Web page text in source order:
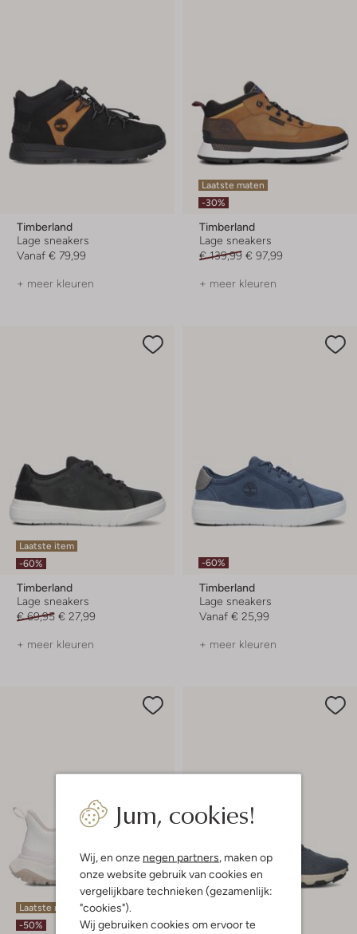
Jum, cookies!
Wij, en onze negen partners , maken op
onze website gebruik van cookies en
vergelijkbare technieken (gezamenlijk:
"cookies").
Wij gebruiken cookies om ervoor te
Timberland
Lage sneakers
Vanaf € 79,99
+ meer kleuren
Laatste maten
-30%
Timberland
Lage sneakers
€ 139,99 € 97,99
+ meer kleuren
Laatste item
-60%
Timberland
Lage sneakers
€ 69,95 € 27,99
+ meer kleuren
-60%
Timberland
Lage sneakers
Vanaf € 25,99
+ meer kleuren
Laatste maten
-50%
-50%